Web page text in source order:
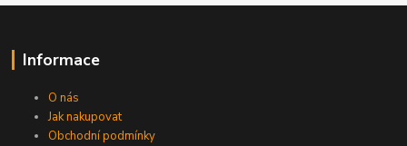
Informace
O nás
Jak nakupovat
Obchodní podmínky